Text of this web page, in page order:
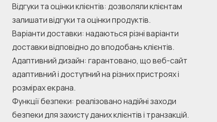
Відгуки та оцінки клієнтів: дозволяли клієнтам
залишати відгуки та оцінки продуктів.
Варіанти доставки: надаються різні варіанти
доставки відповідно до вподобань клієнтів.
Адаптивний дизайн: гарантовано, що веб-сайт
адаптивний і доступний на різних пристроях і
розмірах екрана.
Функції безпеки: реалізовано надійні заходи
безпеки для захисту даних клієнтів і транзакцій.